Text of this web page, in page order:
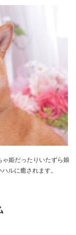
姫だったりいたずら娘
ルに癒されます。